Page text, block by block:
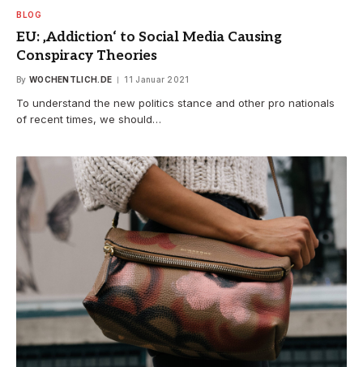
BLOG
EU: ‚Addiction‘ to Social Media Causing
Conspiracy Theories
By WOCHENTLICH.DE 11 Januar 2021
To understand the new politics stance and other pro nationals
of recent times, we should…